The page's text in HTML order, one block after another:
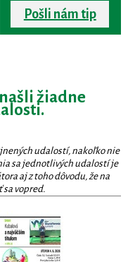
Pošli nám tip
žiadne
udalostí, nakoľko nie
sa jednotlivých udalostí je
aj z toho dôvodu, že na
vopred.